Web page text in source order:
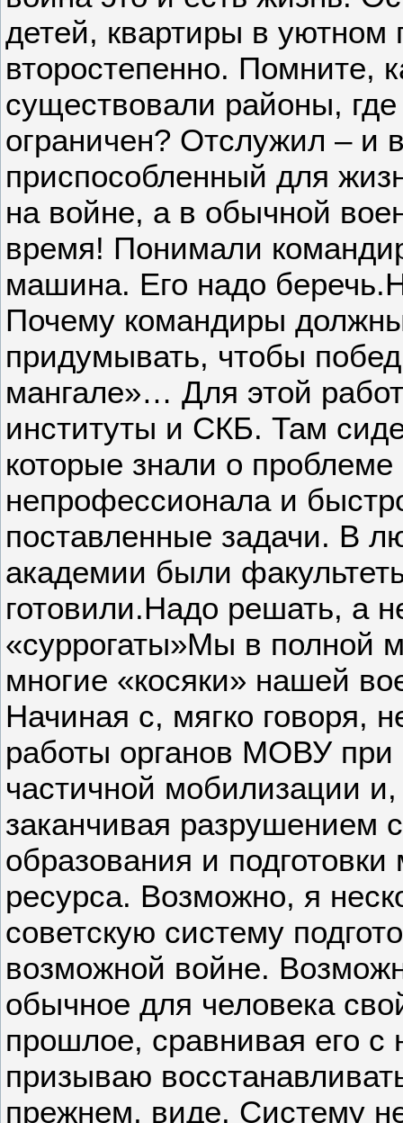
детей, квартиры в уютном
второстепенно. Помните,
существовали районы,
ограничен? Отслужил – и
приспособленный для
на войне, а в обычной
время! Понимали
машина. Его надо
Почему командиры
придумывать, чтобы
мангале»… Для этой
институты и СКБ. Там
которые знали о
непрофессионала и
поставленные задачи. В
академии были
готовили.Надо решать, а
«суррогаты»Мы в полной
многие «косяки» нашей
Начиная с, мягко говоря,
работы органов МОВУ при
частичной мобилизации
заканчивая разрушением
образования и
ресурса. Возможно, я
советскую систему
возможной войне.
обычное для человека
прошлое, сравнивая его
призываю
прежнем, виде. Систему